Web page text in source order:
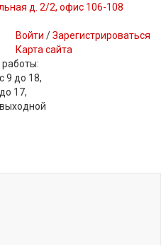
д. 2/2, офис 106-108
Войти /Зарегистрироваться
Карта сайта
9 до 18,
17,
выходной